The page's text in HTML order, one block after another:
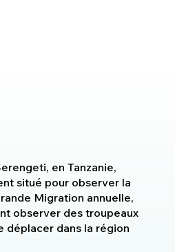
en Tanzanie,
situé pour observer la
Migration annuelle,
observer des troupeaux
déplacer dans la région